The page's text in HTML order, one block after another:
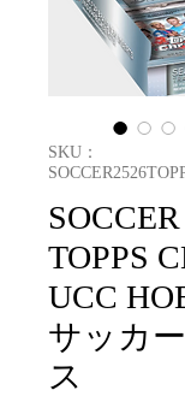
SKU：
TOPPS
UCC
サッカ
ス